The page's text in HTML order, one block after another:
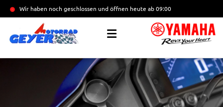
Wir haben noch geschlossen und öffnen heute ab 09:00